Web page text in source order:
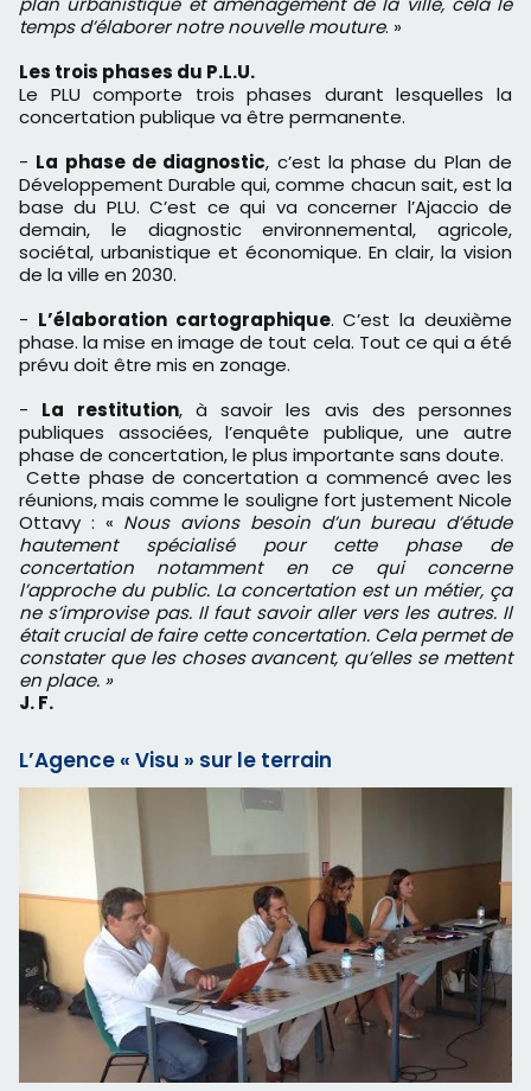
temps d’élaborer notre nouvelle mouture. »
Les trois phases du P.L.U.
Le PLU comporte trois phases durant lesquelles la
concertation publique va être permanente.
- La phase de diagnostic, c’est la phase du Plan de
Développement Durable qui, comme chacun sait, est la
base du PLU. C’est ce qui va concerner l’Ajaccio de
demain, le diagnostic environnemental, agricole,
sociétal, urbanistique et économique. En clair, la vision
de la ville en 2030.
- L’élaboration cartographique. C’est la deuxième
phase. la mise en image de tout cela. Tout ce qui a été
prévu doit être mis en zonage.
- La restitution, à savoir les avis des personnes
publiques associées, l’enquête publique, une autre
phase de concertation, le plus importante sans doute.
Cette phase de concertation a commencé avec les
réunions, mais comme le souligne fort justement Nicole
Ottavy : « Nous avions besoin d’un bureau d’étude
hautement spécialisé pour cette phase de
concertation notamment en ce qui concerne
l’approche du public. La concertation est un métier, ça
ne s’improvise pas. Il faut savoir aller vers les autres. Il
était crucial de faire cette concertation. Cela permet de
constater que les choses avancent, qu’elles se mettent
en place. »
J. F.
L’Agence « Visu » sur le terrain